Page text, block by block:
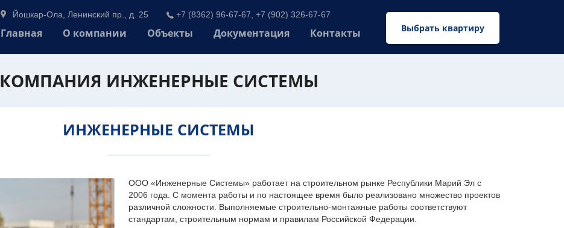
Выбрать квартиру
Йошкар-Ола, Ленинский пр., д. 25 +7 (8362) 96-67-67, +7 (902) 326-67-67
Главная О компании Объекты Документация Контакты
КОМПАНИЯ ИНЖЕНЕРНЫЕ СИСТЕМЫ
ИНЖЕНЕРНЫЕ СИСТЕМЫ
ООО «Инженерные Системы» работает на строительном рынке Республики Марий Эл с
2006 года. С момента работы и по настоящее время было реализовано множество проектов
различной сложности. Выполняемые строительно-монтажные работы соответствуют
стандартам, строительным нормам и правилам Российской Федерации.